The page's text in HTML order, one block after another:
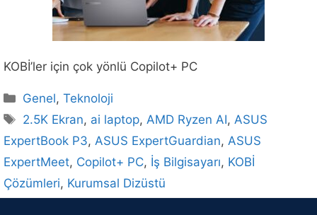
KOBİ’ler için çok yönlü Copilot+ PC
Kategoriler
Genel,Teknoloji
Etiketler
2.5K Ekran, ai laptop,AMD Ryzen AI,ASUS
ExpertBook P3, ASUS ExpertGuardian, ASUS
ExpertMeet, Copilot+ PC, İş Bilgisayarı, KOBİ
Çözümleri, Kurumsal Dizüstü